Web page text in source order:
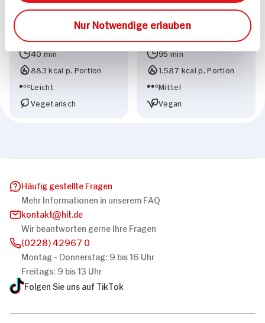
Nur Notwendige erlauben
Griesschmarren mit
Orangensauce
40 min
883 kcal p. Portion
Leicht
Vegetarisch
Galette mit grünem
Spargel
95 min
1.587 kcal p. Portion
Mittel
Vegan
Häufig gestellte Fragen
Mehr Informationen in unserem FAQ
kontakt
hit.de
Wir beantworten gerne Ihre Fragen
(0228) 42967 0
Montag - Donnerstag: 9 bis 16 Uhr
Freitags: 9 bis 13 Uhr
Folgen Sie uns auf TikTok